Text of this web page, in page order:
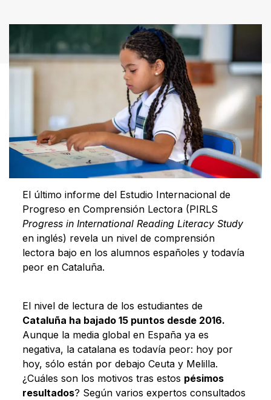
El último informe del Estudio Internacional de
Progreso en Comprensión Lectora (PIRLS
Progress in International Reading Literacy Study
en inglés) revela un nivel de comprensión
lectora bajo en los alumnos españoles y todavía
peor en Cataluña.
El nivel de lectura de los estudiantes de
Cataluña ha bajado 15 puntos desde 2016.
Aunque la media global en España ya es
negativa, la catalana es todavía peor: hoy por
hoy, sólo están por debajo Ceuta y Melilla.
¿Cuáles son los motivos tras estos pésimos
resultados? Según varios expertos consultados